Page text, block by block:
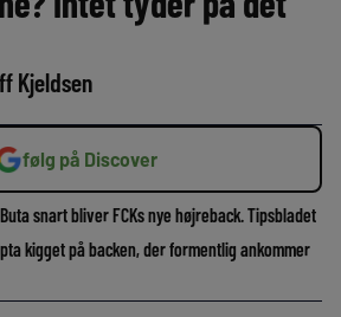
Kjeldsen
følg på Discover
snart bliver FCKs nye højreback. Tipsbladet
kigget på backen, der formentlig ankommer